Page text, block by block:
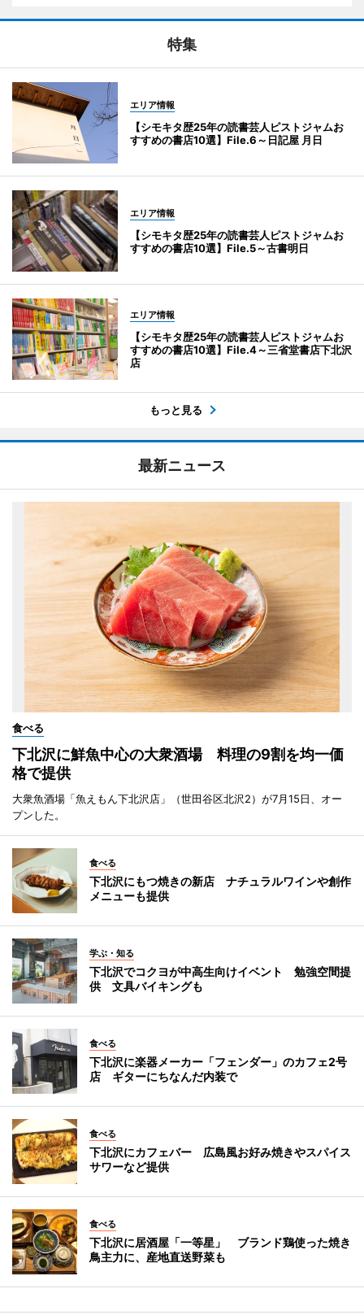
特集
エリア情報
【シモキタ歴25年の読書芸人ピストジャムお
すすめの書店10選】File.6～日記屋 月日
エリア情報
【シモキタ歴25年の読書芸人ピストジャムお
すすめの書店10選】File.5～古書明日
エリア情報
【シモキタ歴25年の読書芸人ピストジャムお
すすめの書店10選】File.4～三省堂書店下北沢
店
もっと見る
最新ニュース
食べる
下北沢に鮮魚中心の大衆酒場 料理の9割を均一価
格で提供
大衆魚酒場「魚えもん下北沢店」（世田谷区北沢2）が7月15日、オー
プンした。
食べる
下北沢にもつ焼きの新店 ナチュラルワインや創作
メニューも提供
学ぶ・知る
下北沢でコクヨが中高生向けイベント 勉強空間提
供 文具バイキングも
食べる
下北沢に楽器メーカー「フェンダー」のカフェ2号
店 ギターにちなんだ内装で
食べる
下北沢にカフェバー 広島風お好み焼きやスパイス
サワーなど提供
食べる
下北沢に居酒屋「一等星」 ブランド鶏使った焼き
鳥主力に、産地直送野菜も